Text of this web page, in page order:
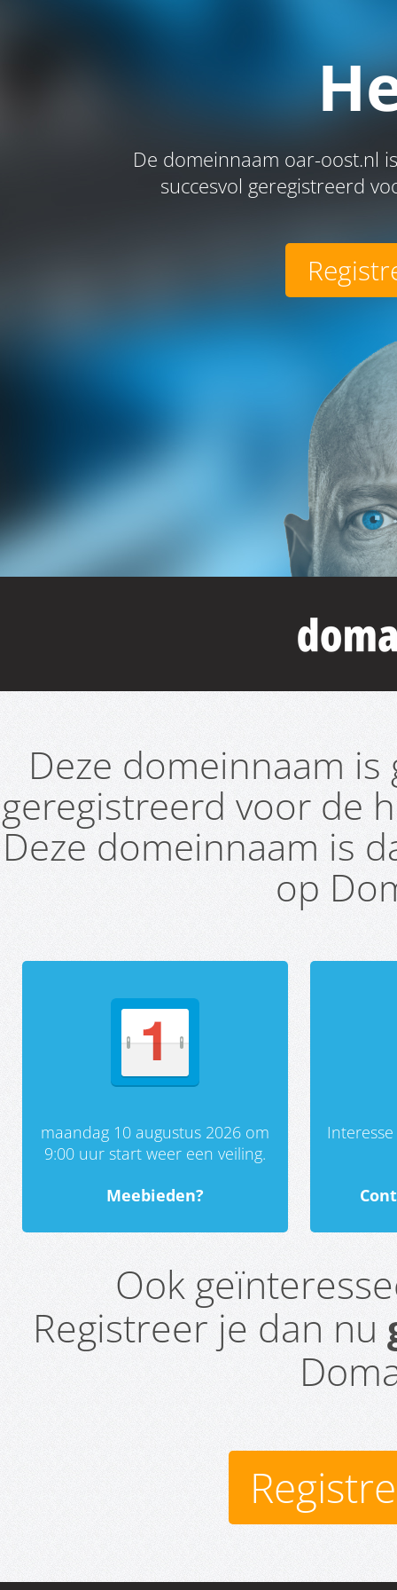
De domeinnaam oar-oost.nl
succesvol geregistreerd
Deze domeinnaam
geregistreerd voor de
Deze domeinnaam is
op
maandag 10 augustus 2026 om
9:00 uur start weer een veiling.
Meebieden?
Ook
Registreer je dan nu